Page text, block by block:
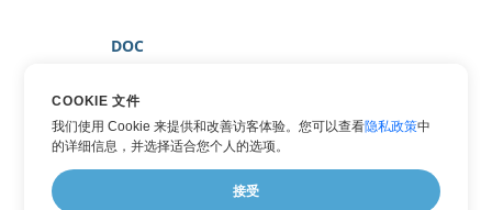
DOC
HTML
PDF
COOKIE 文件
我们使用 Cookie 来提供和改善访客体验。您可以查看隐私政策中
的详细信息，并选择适合您个人的选项。
接受